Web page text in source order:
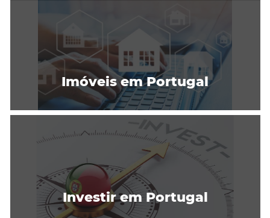
Imóveis em Portugal
Investir em Portugal